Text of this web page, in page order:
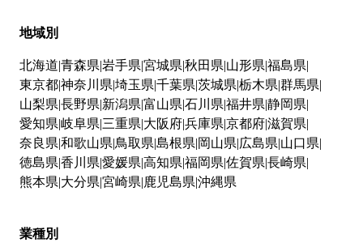
地域別
北海道 青森県 岩手県 宮城県 秋田県 山形県 福島県
東京都神奈川県 埼玉県 千葉県 茨城県 栃木県 群馬県
山梨県 長野県 新潟県 富山県 石川県 福井県 静岡県
愛知県 岐阜県 三重県 大阪府兵庫県 京都府滋賀県
奈良県 和歌山県 鳥取県 島根県 岡山県 広島県 山口県
徳島県 香川県 愛媛県 高知県 福岡県 佐賀県 長崎県
熊本県 大分県 宮崎県 鹿児島県 沖縄県
業種別